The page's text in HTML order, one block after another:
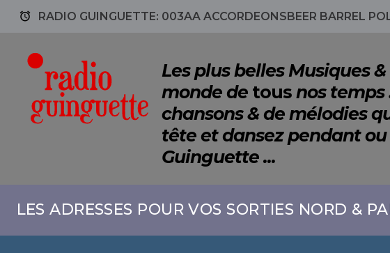
access_alarm RADIO GUINGUETTE: 003AA ACCORDEONSBEER BARREL
Les plus belles Musiques
monde de tous nos temps
chansons & de mélodies
tête et dansez pendant
Guinguette ...
LES ADRESSES POUR VOS SORTIES NORD &